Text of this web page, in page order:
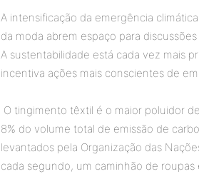
A intensificação da emergência
da moda abrem espaço para
A sustentabilidade está cada vez mais
incentiva ações mais conscientes de
O tingimento têxtil é o maior poluidor
8% do volume total de emissão de
levantados pela Organização das
cada segundo, um caminhão de